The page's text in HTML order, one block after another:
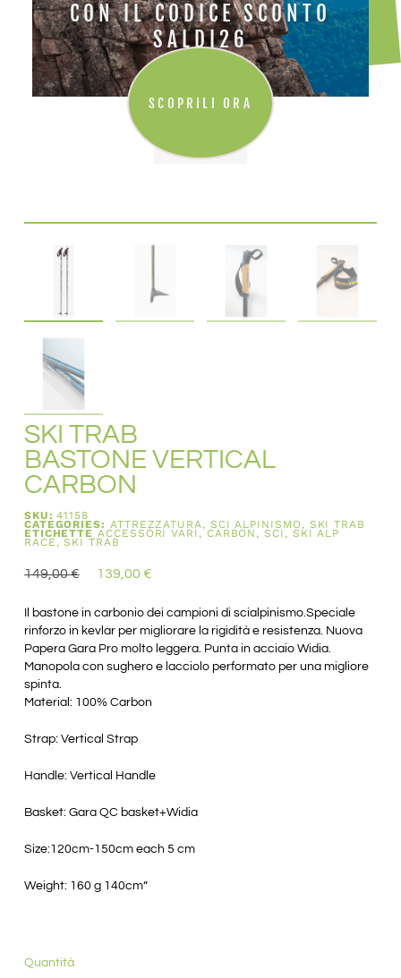
SKI TRAB
BASTONE VERTICAL
CARBON
SKU:41158
CATEGORIES: ATTREZZATURA , SCI ALPINISMO , SKI TRAB
ETICHETTE ACCESSORI VARI ,CARBON ,SCI , SKI ALP
RACE ,SKI TRAB
149,00€ 139,00 €
Il bastone in carbonio dei campioni di scialpinismo.Speciale
rinforzo in kevlar per migliorare la rigidità e resistenza. Nuova
Papera Gara Pro molto leggera. Punta in acciaio Widia.
Manopola con sughero e lacciolo performato per una migliore
spinta.
Material: 100% Carbon
Strap: Vertical Strap
Handle: Vertical Handle
Basket: Gara QC basket+Widia
Size:120cm-150cm each 5 cm
Weight: 160 g 140cm”
Quantità
CON IL CODICE SCONTO
SALDI26
SCOPRILI ORA